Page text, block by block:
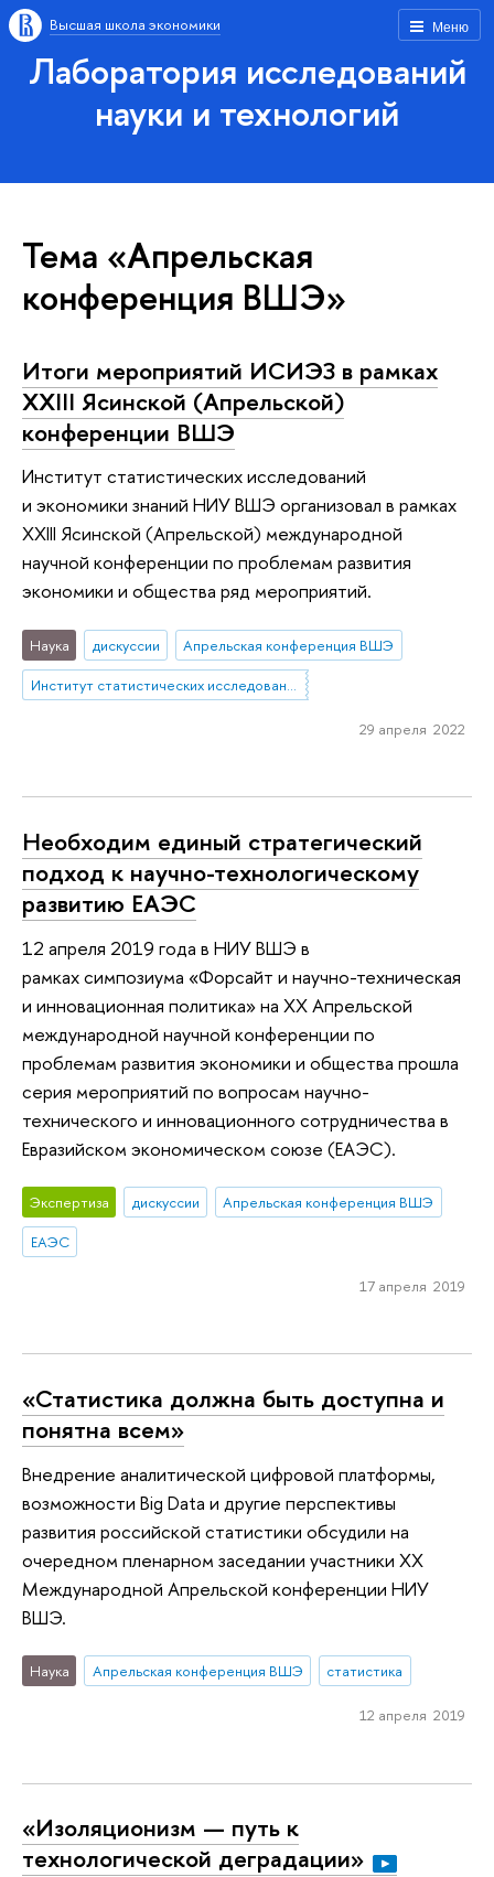
Меню
Высшая школа экономики
Лаборатория исследований
науки и технологий
Тема «Апрельская
конференция ВШЭ»
Итоги мероприятий ИСИЭЗ в рамках
XXIII Ясинской (Апрельской)
конференции ВШЭ
Институт статистических исследований
и экономики знаний НИУ ВШЭ организовал в рамках
XXIII Ясинской (Апрельской) международной
научной конференции по проблемам развития
экономики и общества ряд мероприятий.
Наука дискуссии
Апрельская конференция ВШЭ
Институт статистических исследований и экономики знаний
29 апреля 2022
Необходим единый стратегический
подход к научно-технологическому
развитию ЕАЭС
12 апреля 2019 года в НИУ ВШЭ в
рамках симпозиума «Форсайт и научно-техническая
и инновационная политика» на XX Апрельской
международной научной конференции по
проблемам развития экономики и общества прошла
серия мероприятий по вопросам научно-
технического и инновационного сотрудничества в
Евразийском экономическом союзе (ЕАЭС).
Экспертиза дискуссии
Апрельская конференция ВШЭ
ЕАЭС
17 апреля 2019
«Статистика должна быть доступна и
понятна всем»
Внедрение аналитической цифровой платформы,
возможности Big Data и другие перспективы
развития российской статистики обсудили на
очередном пленарном заседании участники ХХ
Международной Апрельской конференции НИУ
ВШЭ.
Наука Апрельская конференция ВШЭ статистика
12 апреля 2019
«Изоляционизм — путь к
технологической деградации»